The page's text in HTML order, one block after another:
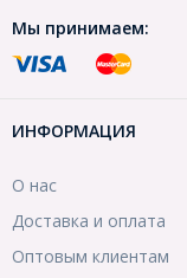
Мы принимаем:
ИНФОРМАЦИЯ
О нас
Доставка и оплата
Оптовым клиентам